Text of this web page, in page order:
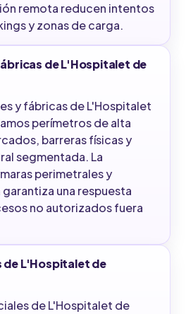
remota reducen intentos
y zonas de carga.
de L'Hospitalet de
y fábricas de L'Hospitalet
perímetros de alta
barreras físicas y
segmentada. La
perimetrales y
una respuesta
no autorizados fuera
de L'Hospitalet de
de L'Hospitalet de